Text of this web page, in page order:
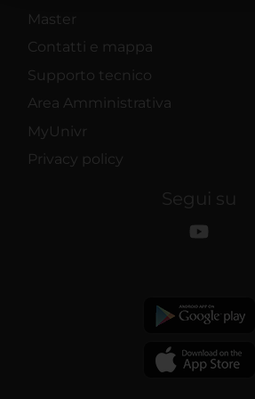
raccolto dal tuo utilizzo dei loro servizi.
Master
Contatti e mappa
Supporto tecnico
Area Amministrativa
MyUnivr
Privacy policy
Segui su